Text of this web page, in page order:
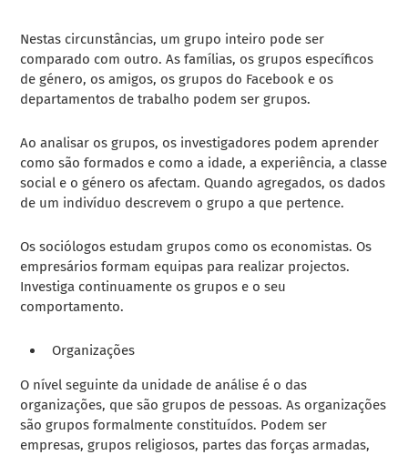
Nestas circunstâncias, um grupo inteiro pode ser
comparado com outro. As famílias, os grupos específicos
de género, os amigos, os grupos do Facebook e os
departamentos de trabalho podem ser grupos.
Ao analisar os grupos, os investigadores podem aprender
como são formados e como a idade, a experiência, a classe
social e o género os afectam. Quando agregados, os dados
de um indivíduo descrevem o grupo a que pertence.
Os sociólogos estudam grupos como os economistas. Os
empresários formam equipas para realizar projectos.
Investiga continuamente os grupos e o seu
comportamento.
Organizações
O nível seguinte da unidade de análise é o das
organizações, que são grupos de pessoas. As organizações
são grupos formalmente constituídos. Podem ser
empresas, grupos religiosos, partes das forças armadas,